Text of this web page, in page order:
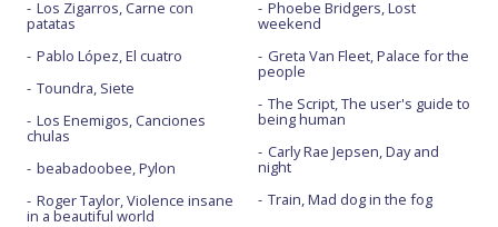
Los Zigarros, Carne con
patatas
Pablo López, El cuatro
Toundra, Siete
Los Enemigos, Canciones
chulas
beabadoobee, Pylon
Roger Taylor, Violence insane
in a beautiful world
Phoebe Bridgers, Lost
weekend
Greta Van Fleet, Palace for the
people
The Script, The user's guide to
being human
Carly Rae Jepsen, Day and
night
Train, Mad dog in the fog